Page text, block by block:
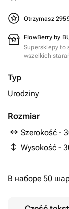
Otrzymasz
FlowBerry by
Supersklepy to
wszelkich
Typ
Urodziny
Rozmiar
Szerokość -
Wysokość -
В наборе 50